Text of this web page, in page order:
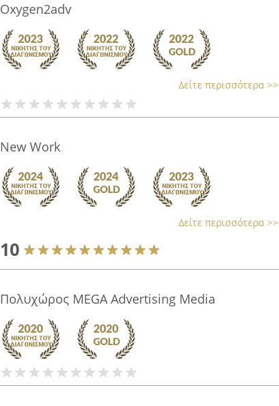
Oxygen2adv
Δείτε περισσότερα >>
New Work
Δείτε περισσότερα >>
10
Πολυχώρος MEGA Advertising Media